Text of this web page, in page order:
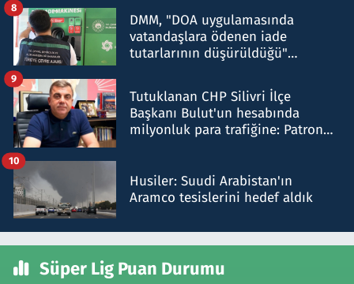
DMM, "DOA uygulamasında
vatandaşlara ödenen iade
tutarlarının düşürüldüğü"
8
Tutuklanan CHP Silivri İlçe
Başkanı Bulut'un hesabında
milyonluk para trafiğine: Patron
9
Husiler: Suudi Arabistan'ın
Aramco tesislerini hedef aldık
10
Süper Lig Puan Durumu